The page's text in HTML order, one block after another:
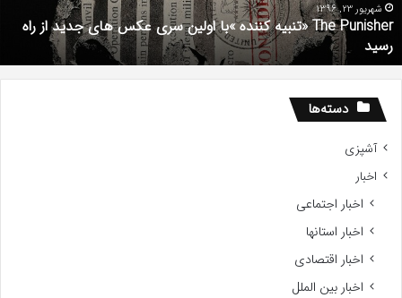
Gifted
2017شهریور 1, 1396
دانلود رایگان دوبله فارسی فیلم با استعداد Gifted 2017
دسته‌ها
آشپزی
اخبار
اخبار اجتماعی
اخبار استانها
اخبار اقتصادی
اخبار بین الملل